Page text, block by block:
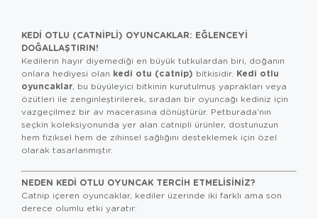
KEDI OTLU (CATNIPLI) OYUNCAKLAR: EĞLENCEYI
DOĞALLAŞTIRIN!
Kedilerin hayır diyemediği en büyük tutkulardan biri, doğanın
onlara hediyesi olan kedi otu (catnip) bitkisidir. Kedi otlu
oyuncaklar, bu büyüleyici bitkinin kurutulmuş yaprakları veya
özütleri ile zenginleştirilerek, sıradan bir oyuncağı kediniz için
vazgeçilmez bir av macerasına dönüştürür. Petburada’nın
seçkin koleksiyonunda yer alan catnipli ürünler, dostunuzun
hem fiziksel hem de zihinsel sağlığını desteklemek için özel
olarak tasarlanmıştır.
NEDEN KEDI OTLU OYUNCAK TERCIH ETMELISINIZ?
Catnip içeren oyuncaklar, kediler üzerinde iki farklı ama son
derece olumlu etki yaratır: